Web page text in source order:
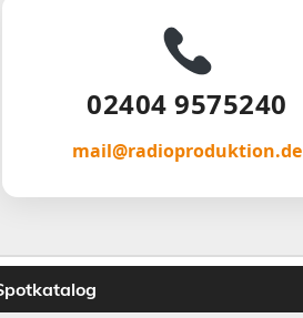
02404 9575240
mail@radioproduktion.de